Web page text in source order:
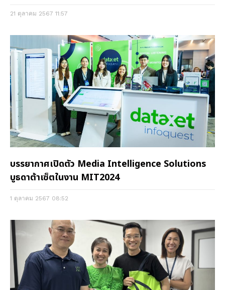
21 ตุลาคม 2567 11:57
บรรยากาศเปิดตัว Media Intelligence Solutions
บูธดาต้าเซ็ตในงาน MIT2024
1 ตุลาคม 2567 08:52